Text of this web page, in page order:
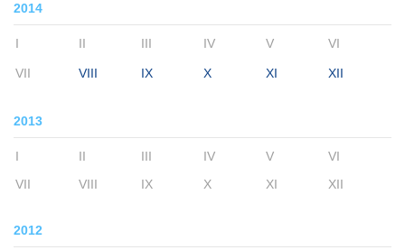
2014
I II III IV V VI
VII VIII IX X XI XII
2013
I II III IV V
VI
VII
VIII IX X XI XII
2012